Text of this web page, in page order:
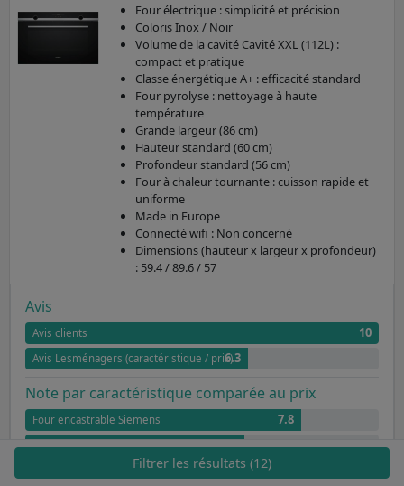
Four électrique : simplicité et précision
Coloris Inox / Noir
Volume de la cavité Cavité XXL (112L) :
compact et pratique
Classe énergétique A+ : efficacité standard
Four pyrolyse : nettoyage à haute
température
Grande largeur (86 cm)
Hauteur standard (60 cm)
Profondeur standard (56 cm)
Four à chaleur tournante : cuisson rapide et
uniforme
Made in Europe
Connecté wifi : Non concerné
Dimensions (hauteur x largeur x profondeur)
: 59.4 / 89.6 / 57
Avis
Avis clients 10
Avis Lesménagers (caractéristique / prix)6.3
Note par caractéristique comparée au prix
Four encastrable Siemens 7.8
Four électrique : simplicité et précision6.2
Volume de la cavité Cavité XXL (112L) : compact et pratique
6.3
Filtrer les résultats (12)